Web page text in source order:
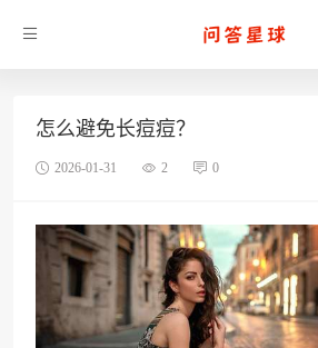
怎么避免长痘痘？
2026-01-31 2 0